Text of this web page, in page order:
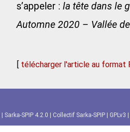
s’appeler : la tête dans le
Automne 2020 – Vallée
[ télécharger l'article au format
Sarka-SPIP 4.2.0 Collectif Sarka-SPIP GPLv3